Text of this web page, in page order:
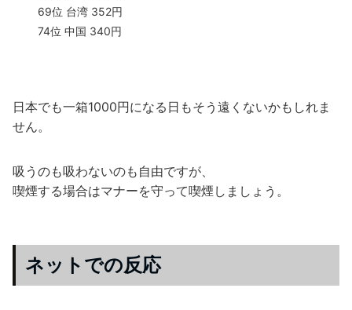
69位 台湾 352円
74位 中国 340円
日本でも一箱1000円になる日もそう遠くないかもしれま
せん。
吸うのも吸わないのも自由ですが、
喫煙する場合はマナーを守って喫煙しましょう。
ネットでの反応